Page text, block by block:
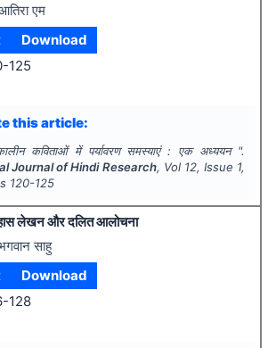
एम
Download
125
this article:
कविताओं में पर्यावरण समस्याएं : एक अध्ययन ".
Journal of Hindi Research, Vol 12, Issue 1,
120-125
लेखन और दलित आलोचना
साहु
Download
128